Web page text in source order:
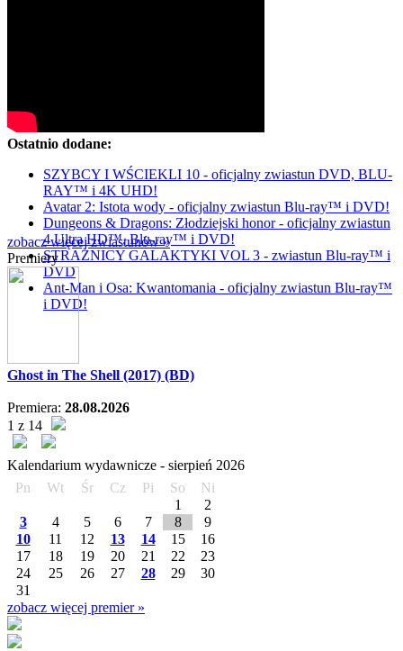
Ostatnio dodane:
SZYBCY I WŚCIEKLI 10 - oficjalny zwiastun DVD, BLU-
RAY™ i 4K UHD!
Avatar 2: Istota wody - oficjalny zwiastun Blu-ray™ i DVD!
Dungeons & Dragons: Złodziejski honor - oficjalny zwiastun
4 Ultra HD™, Blu-ray™ i DVD!
STRAŻNICY GALAKTYKI VOL 3 - zwiastun Blu-ray™ i
DVD
Ant-Man i Osa: Kwantomania - oficjalny zwiastun Blu-ray™
i DVD!
zobacz więcej zwiastunów »
Premiery
Ghost in The Shell (2017) (BD)
Premiera: 28.08.2026
1 z 14
Kalendarium wydawnicze - sierpień 2026
Pn
Wt Śr Cz Pi So
Ni
1
2
3
4 5 6 7 8
9
10
11 12 13 14 15
16
17
18 19 20 21 22
23
24
25 26 27 28 29
30
31
zobacz więcej premier »